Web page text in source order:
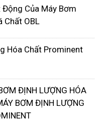
Động Của Máy Bơm
Chất OBL
Hóa Chất Prominent
ĐỊNH LƯỢNG HÓA
BƠM ĐỊNH LƯỢNG